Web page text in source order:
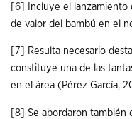
[6]
Incluye el lanzamiento
de valor del bambú en el
[7]
Resulta necesario
constituye una de las
en el área (Pérez García,
[8]
Se abordaron también